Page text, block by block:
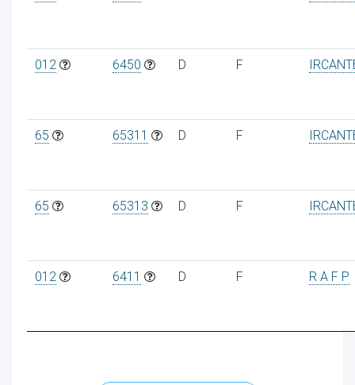
012 6450 D F
65 65311 D F
65 65313 D F
012 6411 D F R A F P